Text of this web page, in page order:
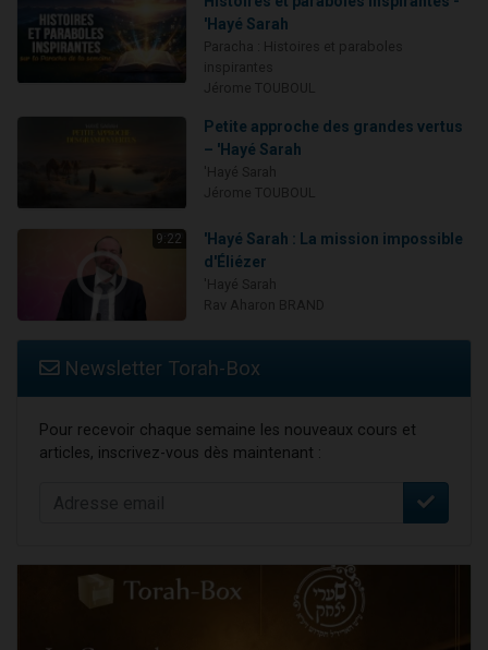
'Hayé Sarah
Petite approche des grandes vertus
– 'Hayé Sarah
9:22
'Hayé Sarah : La mission impossible
d'Éliézer
Newsletter Torah-Box
Pour recevoir chaque semaine les nouveaux cours et
articles, inscrivez-vous dès maintenant :